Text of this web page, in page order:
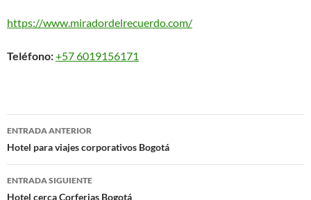
https://www.miradordelrecuerdo.com/
Teléfono:+57 6019156171
Navegación
de
entradas
ENTRADA ANTERIOR
Hotel para viajes corporativos Bogotá
ENTRADA SIGUIENTE
Hotel cerca Corferias Bogotá